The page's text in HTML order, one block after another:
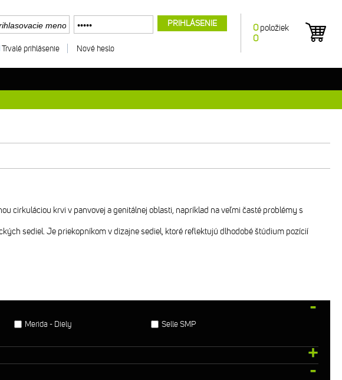
cirkuláciou krvi v panvovej a genitálnej oblasti, napríklad na veľmi časté problémy s
sediel. Je priekopníkom v dizajne sediel, ktoré reflektujú dlhodobé štúdium pozícií
Merida - Diely
Selle SMP
0 položiek
0
PRIHLÁSENIE
Trvalé prihlásenie Nové heslo